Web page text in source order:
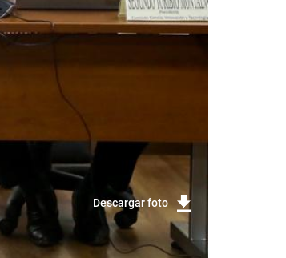
Descargar foto